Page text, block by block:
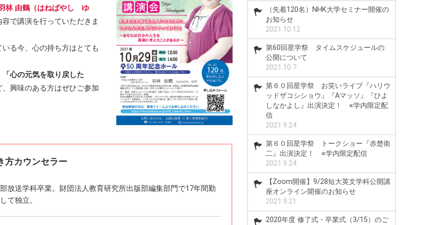
林 由鶴（はねばやし ゆ
で講演を行っていただきま
る今、心の持ち方はとても
「心の元気を取り戻した
、興味のある方はぜひご参加
方カウンセラー
放送学科卒業。財団法人教育研究所出版部編集部門で17年間勤
て独立。
（先着120名）NHK大学セミナー開催の
お知らせ
2021.10.12
第60回星学祭 タイムスケジュールの
公開について
2021.10.7
第６０回星学祭 お笑いライブ『ハリウ
ッドザコシショウ』『Aマッソ』『ひよ
しなかよし』出演決定！ ※学内限定配
信
2021.9.24
第６０回星学祭 トークショー『赤楚衛
二』出演決定！ ※学内限定配信
2021.9.24
【Zoom開催】9/28短大英文学科公開講
座オンライン開催のお知らせ
2021.9.21
2020年度 修了式・卒業式（3/15）のご